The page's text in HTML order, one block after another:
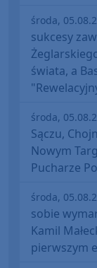
środa,
sukcesy
świata, a
środa,
Sączu,
Nowym
Pucharze
środa,
sobie
Kamil
pierwszym